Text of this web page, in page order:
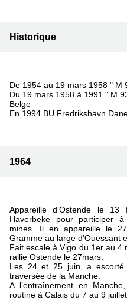
Historique
De 1954 au 19 mars 1958 " M
Du 19 mars 1958 à 1991 " M
Belge
En 1994 BU Fredrikshavn
1964
Appareille d’Ostende le
Haverbeke pour participer
mines. Il en appareille le
Gramme au large d’Ouessant
Fait escale à Vigo du 1er au 4
rallie Ostende le 27mars.
Les 24 et 25 juin, a
traversée de la Manche.
A l’entraînement en
routine à Calais du 7 au 9